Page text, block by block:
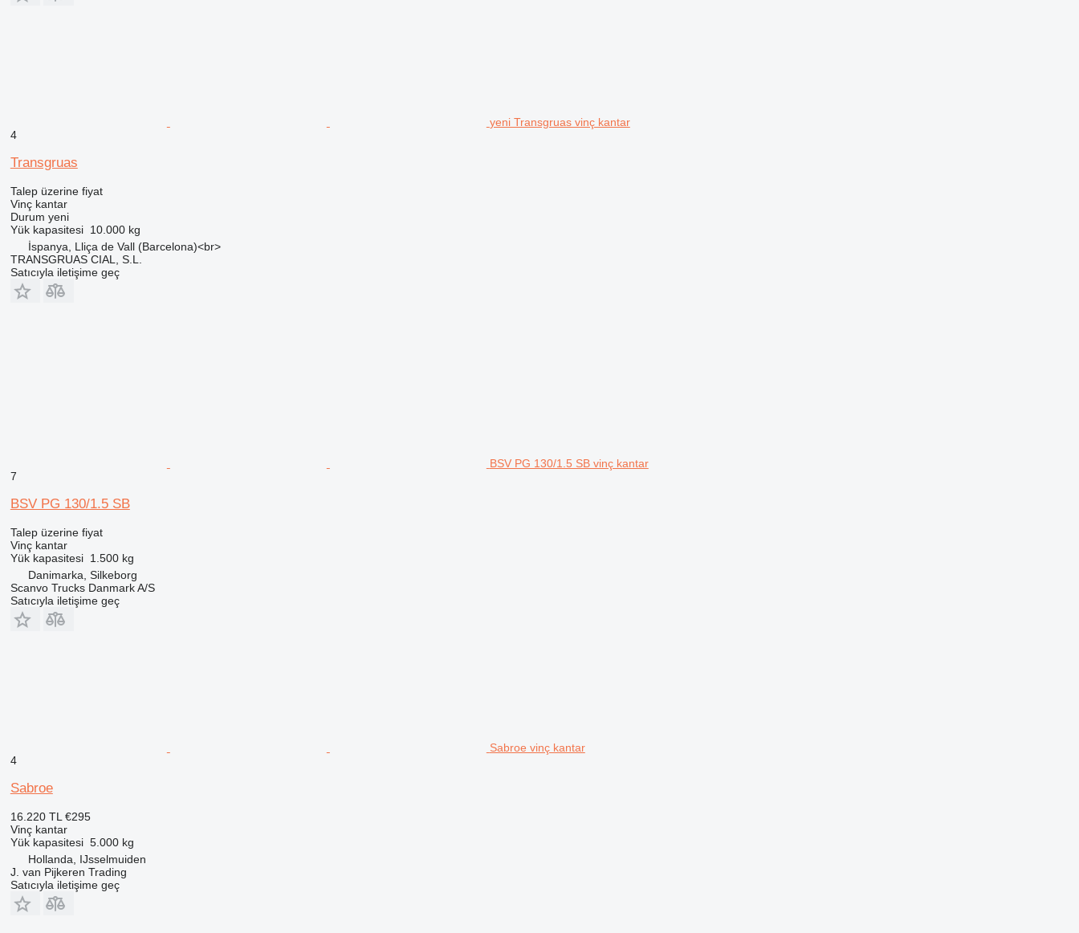
yeni Transgruas vinç kantar
4
Transgruas
Talep üzerine fiyat
Vinç kantar
Durum yeni
Yük kapasitesi 10.000 kg
İspanya, Lliça de Vall (Barcelona)<br>
TRANSGRUAS CIAL, S.L.
Satıcıyla iletişime geç
BSV PG 130/1.5 SB vinç kantar
7
BSV PG 130/1.5 SB
Talep üzerine fiyat
Vinç kantar
Yük kapasitesi 1.500 kg
Danimarka, Silkeborg
Scanvo Trucks Danmark A/S
Satıcıyla iletişime geç
Sabroe vinç kantar
4
Sabroe
16.220 TL €295
Vinç kantar
Yük kapasitesi 5.000 kg
Hollanda, IJsselmuiden
J. van Pijkeren Trading
Satıcıyla iletişime geç